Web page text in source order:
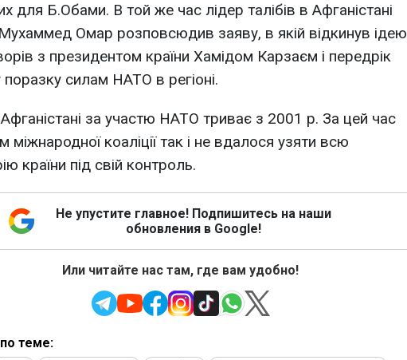
для Б.Обами. В той же час лідер талібів в Афганістані
Омар розповсюдив заяву, в якій відкинув ідею
з президентом країни Хамідом Карзаєм і передрік
силам НАТО в регіоні.
Афганістані за участю НАТО триває з 2001 р. За цей час
міжнародної коаліції так і не вдалося узяти всю
країни під свій контроль.
Не упустите главное! Подпишитесь на наши
обновления в Google!
Или читайте нас там, где вам удобно!
теме: